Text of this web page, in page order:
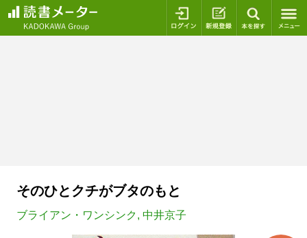
ログイン 新規登録
そのひとクチがブタのもと
ブライアン・ワンシンク, 中井京子